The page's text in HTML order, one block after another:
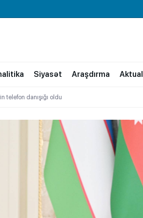
Siyasət Araşdırma Aktual
telefon danışığı oldu